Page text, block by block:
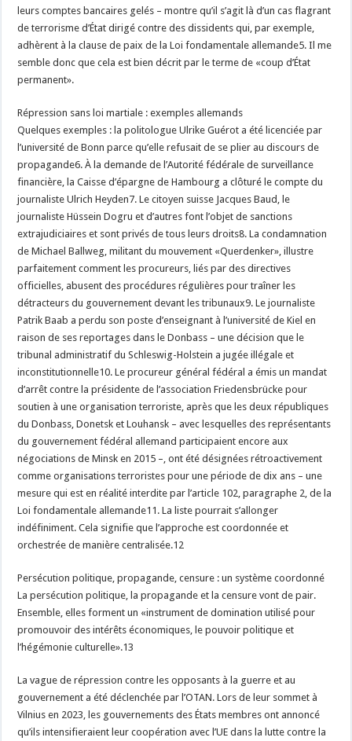
leurs comptes bancaires gelés – montre qu’il s’agit là d’un cas flagrant
de terrorisme d’État dirigé contre des dissidents qui, par exemple,
adhèrent à la clause de paix de la Loi fondamentale allemande5. Il me
semble donc que cela est bien décrit par le terme de «coup d’État
permanent».
Répression sans loi martiale : exemples allemands
Quelques exemples : la politologue Ulrike Guérot a été licenciée par
l’université de Bonn parce qu’elle refusait de se plier au discours de
propagande6. À la demande de l’Autorité fédérale de surveillance
financière, la Caisse d’épargne de Hambourg a clôturé le compte du
journaliste Ulrich Heyden7. Le citoyen suisse Jacques Baud, le
journaliste Hüssein Dogru et d’autres font l’objet de sanctions
extrajudiciaires et sont privés de tous leurs droits8. La condamnation
de Michael Ballweg, militant du mouvement «Querdenker», illustre
parfaitement comment les procureurs, liés par des directives
officielles, abusent des procédures régulières pour traîner les
détracteurs du gouvernement devant les tribunaux9. Le journaliste
Patrik Baab a perdu son poste d’enseignant à l’université de Kiel en
raison de ses reportages dans le Donbass – une décision que le
tribunal administratif du Schleswig-Holstein a jugée illégale et
inconstitutionnelle10. Le procureur général fédéral a émis un mandat
d’arrêt contre la présidente de l’association Friedensbrücke pour
soutien à une organisation terroriste, après que les deux républiques
du Donbass, Donetsk et Louhansk – avec lesquelles des représentants
du gouvernement fédéral allemand participaient encore aux
négociations de Minsk en 2015 –, ont été désignées rétroactivement
comme organisations terroristes pour une période de dix ans – une
mesure qui est en réalité interdite par l’article 102, paragraphe 2, de la
Loi fondamentale allemande11. La liste pourrait s’allonger
indéfiniment. Cela signifie que l’approche est coordonnée et
orchestrée de manière centralisée.12
Persécution politique, propagande, censure : un système coordonné
La persécution politique, la propagande et la censure vont de pair.
Ensemble, elles forment un «instrument de domination utilisé pour
promouvoir des intérêts économiques, le pouvoir politique et
l’hégémonie culturelle».13
La vague de répression contre les opposants à la guerre et au
gouvernement a été déclenchée par l’OTAN. Lors de leur sommet à
Vilnius en 2023, les gouvernements des États membres ont annoncé
qu’ils intensifieraient leur coopération avec l’UE dans la lutte contre la